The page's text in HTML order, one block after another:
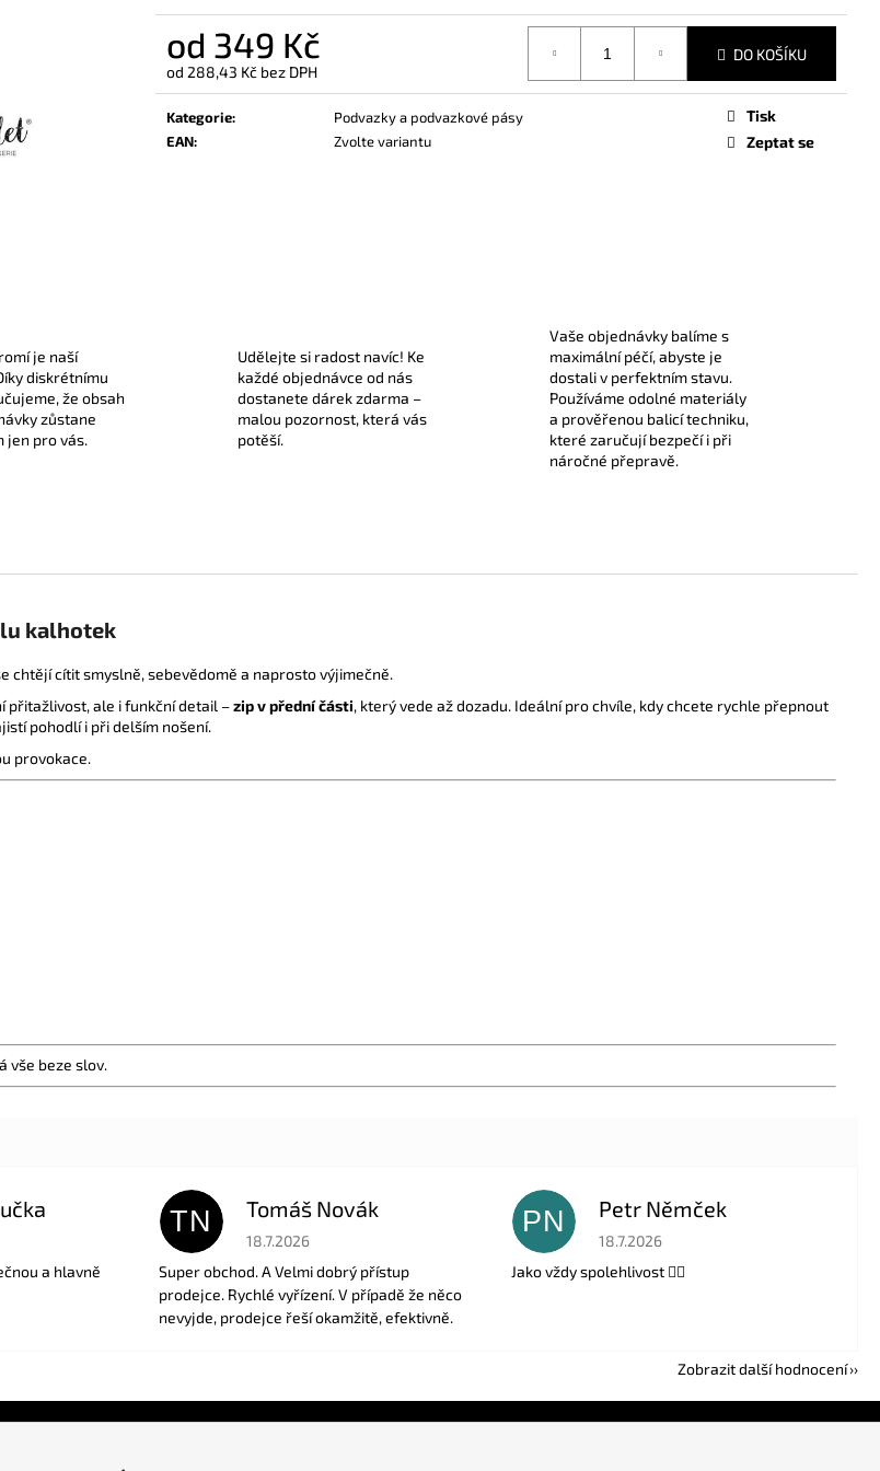
od 349 Kč
od 288,43 Kč bez DPH
Měrná
cena:
DO KOŠÍKU
Kategorie:
Podvazky a podvazkové pásy
EAN: Zvolte variantu
Tisk
Zeptat se
je naší
diskrétnímu
že obsah
zůstane
jen pro vás.
Udělejte si radost navíc! Ke
každé objednávce od nás
dostanete dárek zdarma –
malou pozornost, která vás
potěší.
Vaše objednávky balíme s
maximální péčí, abyste je
dostali v perfektním stavu.
Používáme odolné materiály
a prověřenou balicí techniku,
které zaručují bezpečí i při
náročné přepravě.
kalhotek
chtějí cítit smyslně, sebevědomě a naprosto výjimečně.
přitažlivost, ale i funkční detail –zip v přední části, který vede až dozadu. Ideální pro chvíle, kdy chcete rychle přepnout
pohodlí i při delším nošení.
provokace.
vše beze slov.
je 5 z 5 hvězdiček.
a hlavně
TN Tomáš Novák
Hodnocení obchodu je 5 z 5 hvězdiček.
18.7.2026
Super obchod. A Velmi dobrý přístup
prodejce. Rychlé vyřízení. V případě že něco
nevyjde, prodejce řeší okamžitě, efektivně.
PN Petr Němček
Hodnocení obchodu je 5 z 5 hvězdiček.
18.7.2026
Jako vždy spolehlivost 👍🏻
Zobrazit další hodnocení
189 Kč